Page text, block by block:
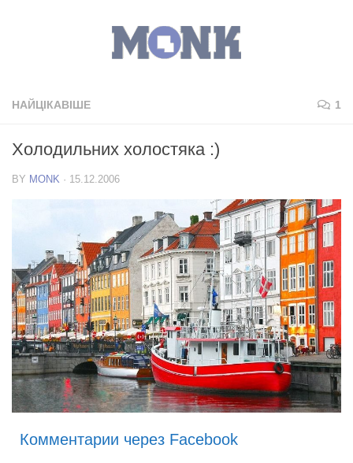
НАЙЦІКАВІШЕ 1
Холодильних холостяка :)
BY MONK · 15.12.2006
Комментарии через Facebook